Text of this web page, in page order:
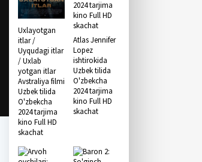
Uxlayotgan
itlar /
Uyqudagi itlar
/ Uxlab
yotgan itlar
Avstraliya filmi
Uzbek tilida
O'zbekcha
2024 tarjima
kino Full HD
skachat
Atlas Jennifer
Lopez
ishtirokida
Uzbek tilida
O'zbekcha
2024 tarjima
kino Full HD
skachat